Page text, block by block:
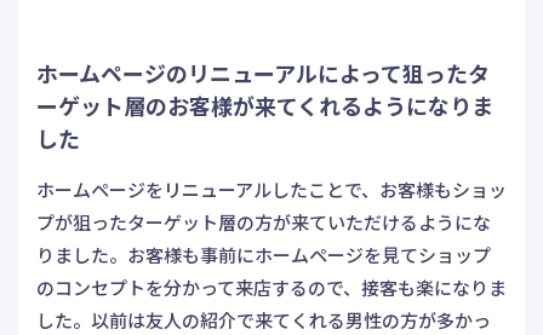
ホームページのリニューアルによって狙ったタ
ーゲット層のお客様が来てくれるようになりま
した
ホームページをリニューアルしたことで、お客様もショッ
プが狙ったターゲット層の方が来ていただけるようにな
りました。お客様も事前にホームページを見てショップ
のコンセプトを分かって来店するので、接客も楽になりま
した。以前は友人の紹介で来てくれる男性の方が多かっ